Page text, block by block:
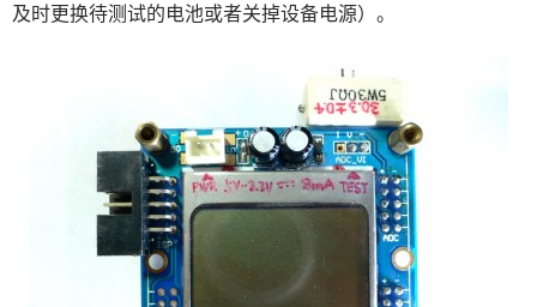
及时更换待测试的电池或者关掉设备电源）。